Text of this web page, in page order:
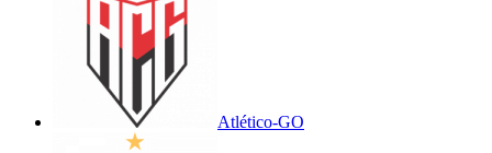
Atlético-GO